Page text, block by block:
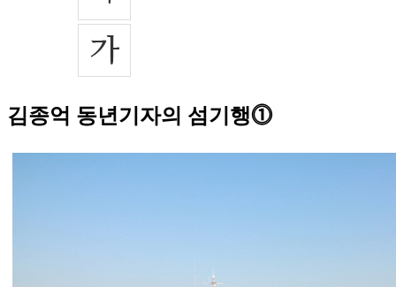
김종억 동년기자의 섬기행⓵